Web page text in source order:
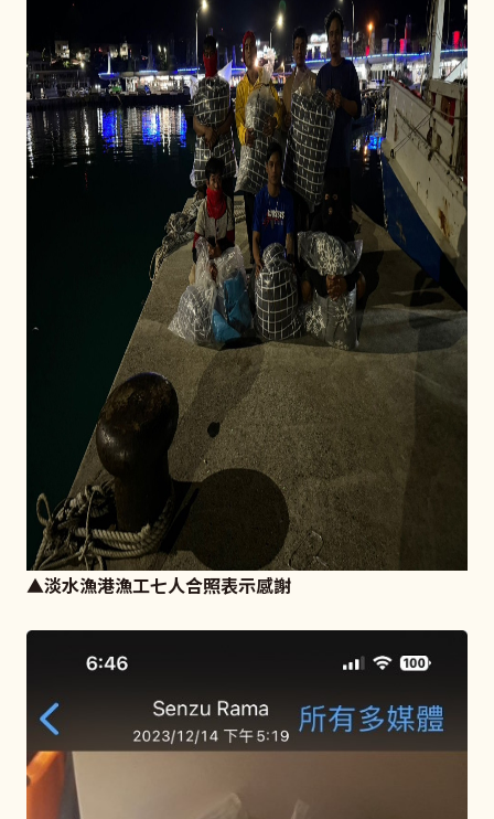
▲淡水漁港漁工七人合照表示感謝